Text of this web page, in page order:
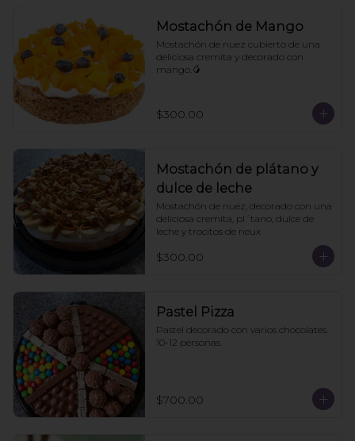
Mostachón de Mango
Mostachón de nuez cubierto de una
deliciosa cremita y decorado con
mango.🥭
$300.00
Mostachón de plátano y
dulce de leche
Mostachón de nuez, decorado con una
deliciosa cremita, pl´tano, dulce de
leche y trocitos de neux
$300.00
Pastel Pizza
Pastel decorado con varios chocolates.
10-12 personas.
$700.00